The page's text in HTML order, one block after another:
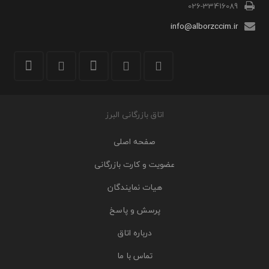
026-33416089
info@alborzccim.ir
اتاق بازرگانی البرز
صفحه اصلی
عضویت و کارت بازرگانی
هیات نمایندگان
پرسش و پاسخ
درباره اتاق
تماس با ما